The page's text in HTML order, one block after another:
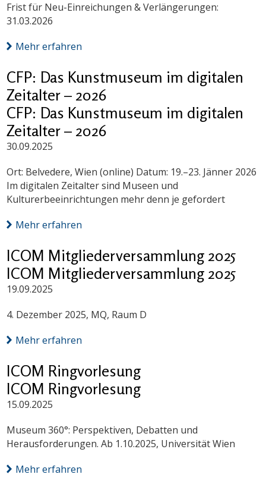
Frist für Neu-Einreichungen & Verlängerungen:
31.03.2026
Mehr erfahren
CFP: Das Kunstmuseum im digitalen
Zeitalter – 2026
CFP: Das Kunstmuseum im digitalen
Zeitalter – 2026
30.09.2025
Ort: Belvedere, Wien (online) Datum: 19.–23. Jänner 2026
Im digitalen Zeitalter sind Museen und
Kulturerbeeinrichtungen mehr denn je gefordert
Mehr erfahren
ICOM Mitgliederversammlung 2025
ICOM Mitgliederversammlung 2025
19.09.2025
4. Dezember 2025, MQ, Raum D
Mehr erfahren
ICOM Ringvorlesung
ICOM Ringvorlesung
15.09.2025
Museum 360°: Perspektiven, Debatten und
Herausforderungen. Ab 1.10.2025, Universität Wien
Mehr erfahren